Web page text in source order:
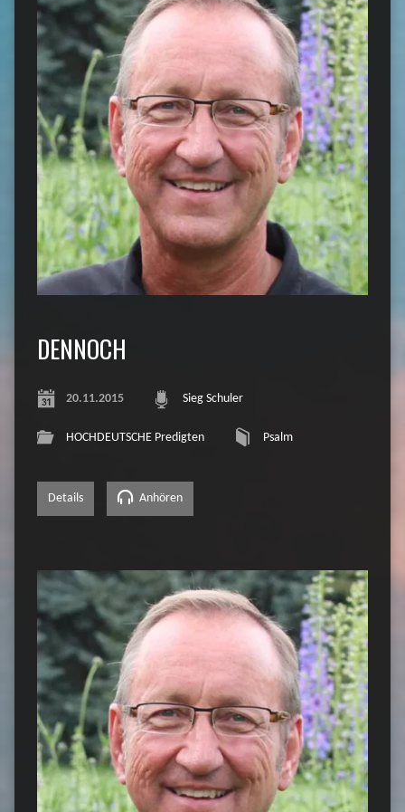
DENNOCH
20.11.2015 Sieg Schuler
HOCHDEUTSCHE Predigten Psalm
Details Anhören